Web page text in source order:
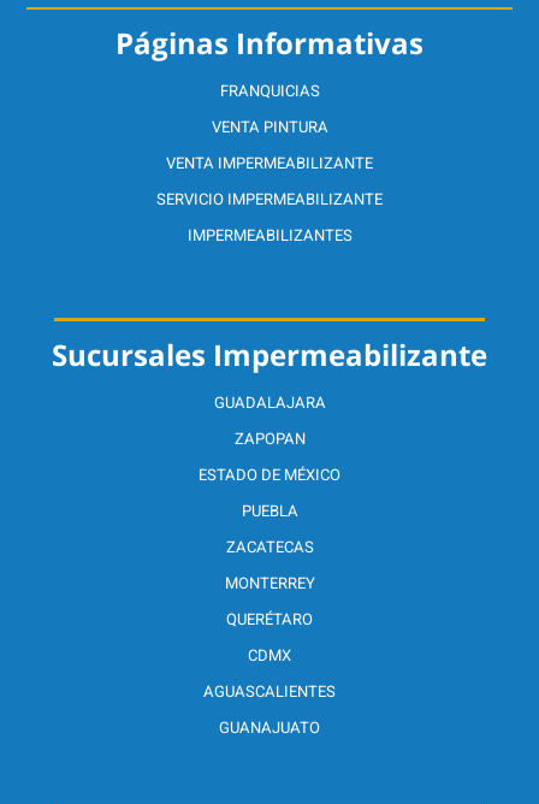
Sucursales Impermeabilizante
GUADALAJARA
ZAPOPAN
ESTADO DE MÉXICO
PUEBLA
ZACATECAS
MONTERREY
QUERÉTARO
CDMX
AGUASCALIENTES
GUANAJUATO
Páginas Informativas
FRANQUICIAS
VENTA PINTURA
VENTA IMPERMEABILIZANTE
SERVICIO IMPERMEABILIZANTE
IMPERMEABILIZANTES